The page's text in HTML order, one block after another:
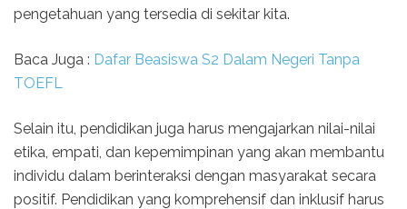
pengetahuan yang tersedia di sekitar kita.
Baca Juga : Dafar Beasiswa S2 Dalam Negeri Tanpa
TOEFL
Selain itu, pendidikan juga harus mengajarkan nilai-nilai
etika, empati, dan kepemimpinan yang akan membantu
individu dalam berinteraksi dengan masyarakat secara
positif. Pendidikan yang komprehensif dan inklusif harus